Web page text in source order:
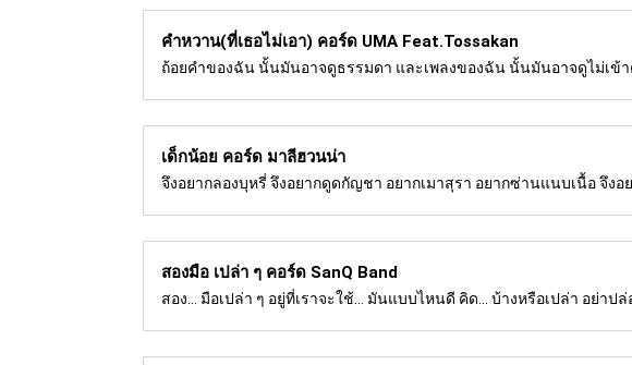
คำหวาน(ที่เธอไม่เอา) คอร์ด UMA Feat.Tossakan
ถ้อยคำของฉัน นั้นมันอาจดูธรรมดา และเพลงของฉัน นั้นมันอาจดูไม่เข้า
เด็กน้อย คอร์ด มาลีฮวนน่า
จึงอยากลองบุหรี่ จึงอยากดูดกัญชา อยากเมาสุรา อยากซ่านแนบเนื้อ จึง
สองมือ เปล่า ๆ คอร์ด SanQ Band
สอง... มือเปล่า ๆ อยู่ที่เราจะใช้... มันแบบไหนดี คิด... บ้างหรือเปล่า อย่าป